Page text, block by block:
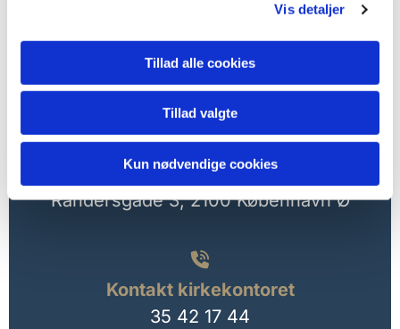
Vis detaljer
Tillad alle cookies
Tillad valgte
Kun nødvendige cookies

Kirkekontorets adresse
Lutherkirken
Randersgade 3,2100 København Ø

Kontakt kirkekontoret
35 42 17 44